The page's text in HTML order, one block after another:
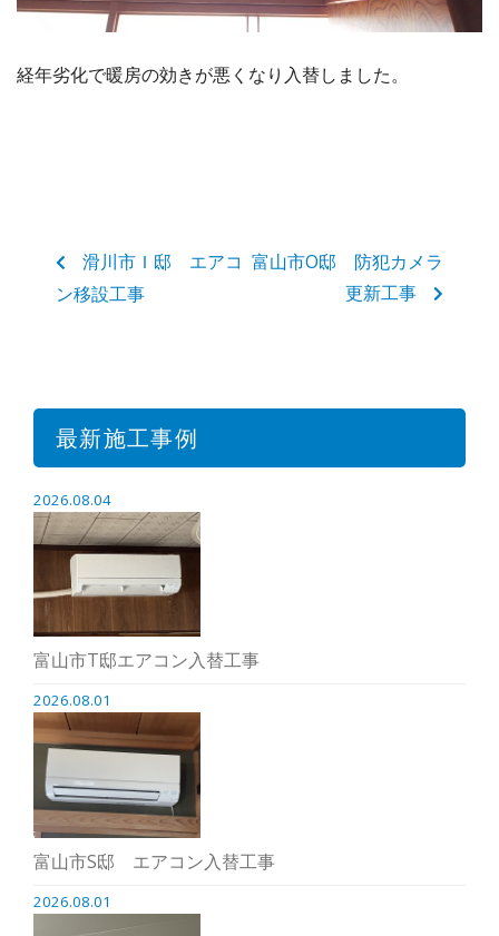
経年劣化で暖房の効きが悪くなり入替しました。
滑川市Ｉ邸 エアコ
ン移設工事
富山市O邸 防犯カメラ
更新工事
最新施工事例
2026.08.04
富山市T邸エアコン入替工事
2026.08.01
富山市S邸 エアコン入替工事
2026.08.01